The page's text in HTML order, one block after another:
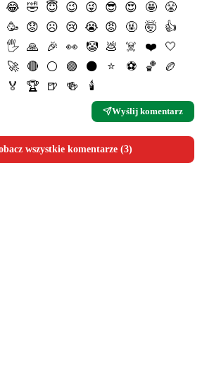
😂 🤣 😇 😉 😜 😎 😍 🤩
😤
🥳 😟 ☹️ 😢 😭 😡 🤬 🤯
👍
🖐 🙏 🎉 👀 🤡 💩 ☠️ ❤️
🤍
🚀 🔴 ⚪️ 🟢 ⚫️ ⭐️ ⚽️ 🏀
🏉
🏅 🏆 🍺 🍻 🕯
Wyślij komentarz
wszystkie komentarze (3)